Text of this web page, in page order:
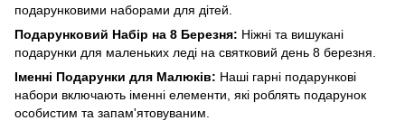
подарунковими наборами для дітей.
Подарунковий Набір на 8 Березня: Ніжні та вишукані
подарунки для маленьких леді на святковий день 8 березня.
Іменні Подарунки для Малюків: Наші гарні подарункові
набори включають іменні елементи, які роблять подарунок
особистим та запам'ятовуваним.